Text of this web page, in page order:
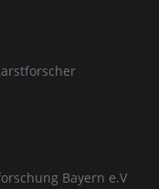
Bayern e.V